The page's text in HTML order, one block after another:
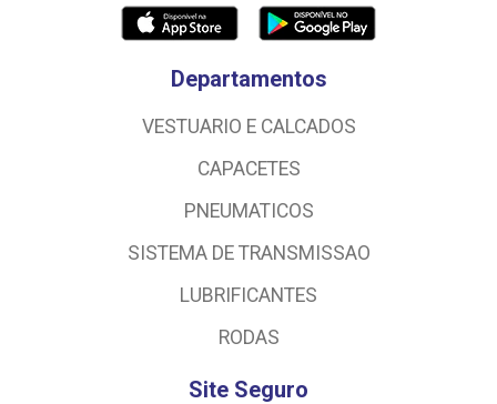
Departamentos
VESTUARIO E CALCADOS
CAPACETES
PNEUMATICOS
SISTEMA DE TRANSMISSAO
LUBRIFICANTES
RODAS
Site Seguro